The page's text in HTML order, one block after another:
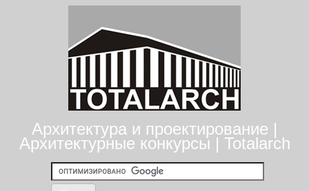
Архитектура и проектирование |
Архитектурные конкурсы | Totalarch